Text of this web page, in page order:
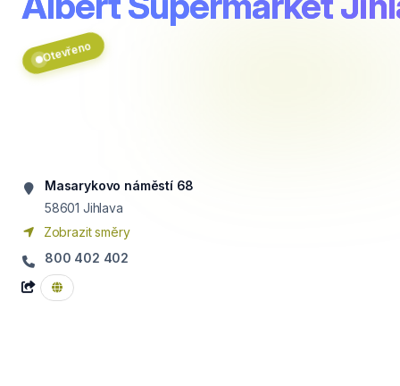
Otevřeno
Masarykovo náměstí 68
58601 Jihlava
Zobrazit směry
800 402 402